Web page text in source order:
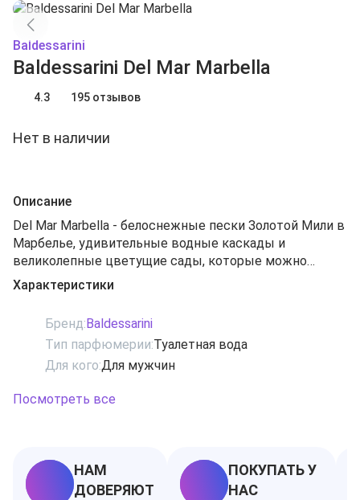
Baldessarini
Baldessarini Del Mar Marbella
4.3 195 отзывов
Нет в наличии
Описание
Del Mar Marbella - белоснежные пески Золотой Мили в
Марбелье, удивительные водные каскады и
великолепные цветущие сады, которые можно
увидеть только здесь. Полная гармония с
девственной природой воплотилась в этом
приятнее, чем молча любоваться красочным заходом
солнца, постепенно утопающего в бушующих
морских пучинах где-то далеко, у самой кромки
на просторной летней террасе и красивый
пряный кардамон, бархатный кедр, белый ветивер и
амбра.
Характеристики
Бренд:Baldessarini
Тип парфюмерии:Туалетная вода
Для кого:Для мужчин
Посмотреть все
НАМ
ДОВЕРЯЮТ
ПОКУПАТЬ У
НАС